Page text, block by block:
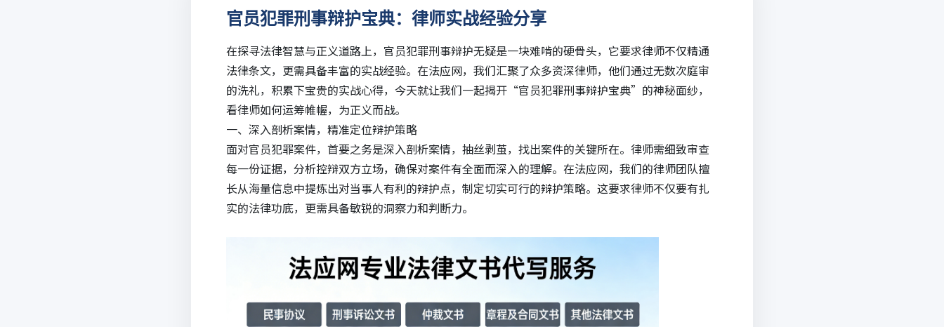
官员犯罪刑事辩护宝典：律师实战经验分享
在探寻法律智慧与正义道路上，官员犯罪刑事辩护无疑是一块难啃的硬骨头，它要求律师不仅精通
法律条文，更需具备丰富的实战经验。在法应网，我们汇聚了众多资深律师，他们通过无数次庭审
的洗礼，积累下宝贵的实战心得，今天就让我们一起揭开“官员犯罪刑事辩护宝典”的神秘面纱，
看律师如何运筹帷幄，为正义而战。
一、深入剖析案情，精准定位辩护策略
面对官员犯罪案件，首要之务是深入剖析案情，抽丝剥茧，找出案件的关键所在。律师需细致审查
每一份证据，分析控辩双方立场，确保对案件有全面而深入的理解。在法应网，我们的律师团队擅
长从海量信息中提炼出对当事人有利的辩护点，制定切实可行的辩护策略。这要求律师不仅要有扎
实的法律功底，更需具备敏锐的洞察力和判断力。